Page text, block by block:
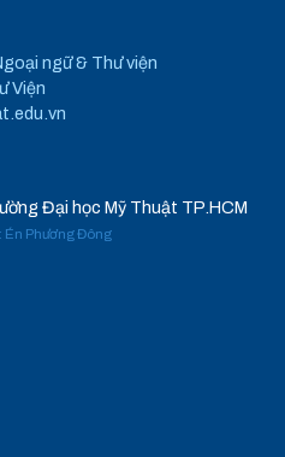
ngữ & Thư viện
Viện
Đại học Mỹ Thuật TP.HCM
Én Phương Đông